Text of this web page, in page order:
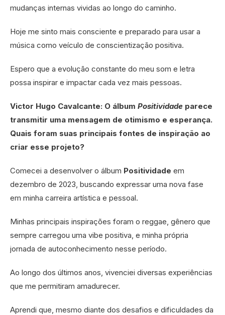
mudanças internas vividas ao longo do caminho.
Hoje me sinto mais consciente e preparado para usar a
música como veículo de conscientização positiva.
Espero que a evolução constante do meu som e letra
possa inspirar e impactar cada vez mais pessoas.
Victor Hugo Cavalcante: O álbum Positividade parece
transmitir uma mensagem de otimismo e esperança.
Quais foram suas principais fontes de inspiração ao
criar esse projeto?
Comecei a desenvolver o álbum Positividade em
dezembro de 2023, buscando expressar uma nova fase
em minha carreira artística e pessoal.
Minhas principais inspirações foram o reggae, gênero que
sempre carregou uma vibe positiva, e minha própria
jornada de autoconhecimento nesse período.
Ao longo dos últimos anos, vivenciei diversas experiências
que me permitiram amadurecer.
Aprendi que, mesmo diante dos desafios e dificuldades da